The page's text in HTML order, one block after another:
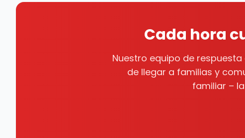
Cada hora
Nuestro equipo de
de llegar a familias y
familiar –